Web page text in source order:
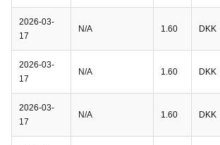
2026-03-
17
N/A 1.60 DKK
2026-03-
17
N/A 1.60 DKK
2026-03-
17
N/A 1.60 DKK